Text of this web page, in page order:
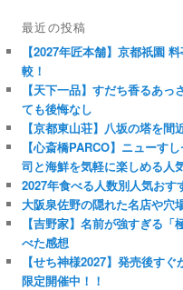
最近の投稿
【2027年匠本舗】京都祇園
較！
【天下一品】すだち香るあ
ても後悔なし
【京都東山荘】八坂の塔を
【心斎橋PARCO】ニューす
司と海鮮を気軽に楽しめる人
2027年食べる人数別人気おす
大阪泉佐野の隠れた名店や穴
【吉野家】名前が強すぎる
べた感想
【せち神様2027】発売後す
限定開催中！！